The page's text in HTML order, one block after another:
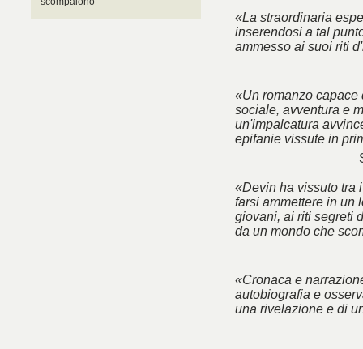
«La straordinaria
inserendosi a tal
ammesso ai suoi riti
«Un romanzo capace
sociale, avventura e
un'impalcatura
epifanie vissute in
«Devin ha vissuto tra
farsi ammettere in un
giovani, ai riti segreti
da un mondo che
«Cronaca e
autobiografia e
una rivelazione e di